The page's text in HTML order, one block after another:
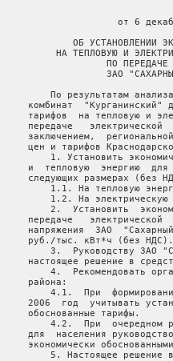
от 6
ОБ УСТАНОВЛЕНИИ
НА ТЕПЛОВУЮ И
ПО
ЗАО
По результатам
комбинат  "Курганинский"
тарифов  на тепловую и
передаче   электрической
заключением,
цен и тарифов
1. Установить
и  тепловую  энергию
следующих размерах (без
1.1. На тепловую
1.2. На
2.  Установить
передаче   электрической
напряжения  ЗАО
   руб./тыс. кВт*ч (без НДС).
3.  Руководству ЗАО
настоящее решение в
4.  Рекомендовать
   района:
4.1.  При
2006  год  учитывать
   обоснованные тарифы.
4.2.  При  очередном
для  населения
экономически
5. Настоящее решение